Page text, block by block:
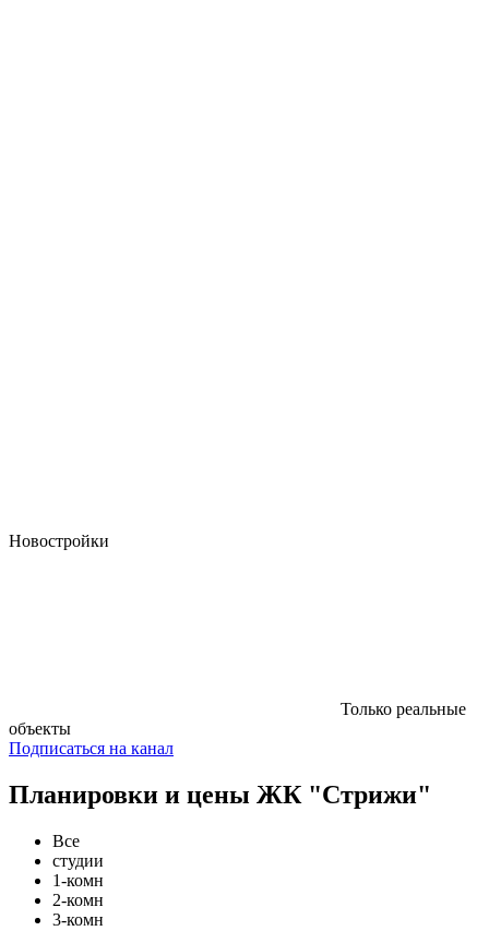
Новостройки
Только реальные
объекты
Подписаться на канал
Планировки и цены ЖК "Стрижи"
Все
студии
1-комн
2-комн
3-комн